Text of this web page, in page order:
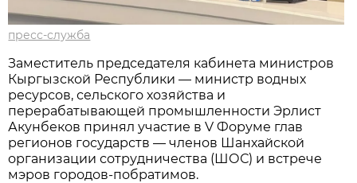
пресс-служба
Заместитель председателя кабинета министров
Кыргызской Республики — министр водных
ресурсов, сельского хозяйства и
перерабатывающей промышленности Эрлист
Акунбеков принял участие в V Форуме глав
регионов государств — членов Шанхайской
организации сотрудничества (ШОС) и встрече
мэров городов-побратимов.